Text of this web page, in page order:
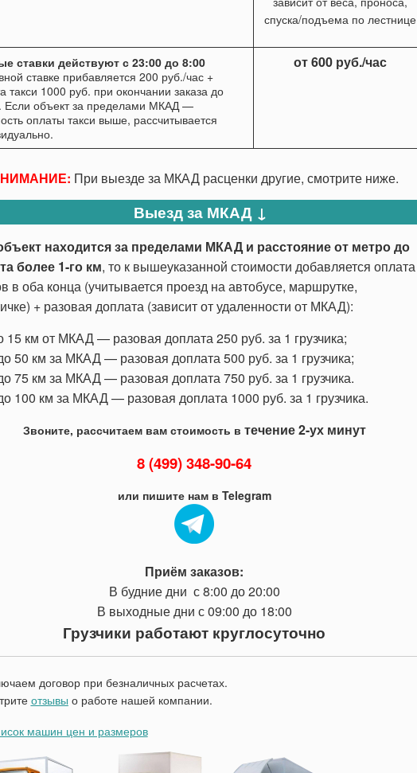
спуска/подъема по лестнице
ставки действуют с 23:00 до 8:00
ставке прибавляется 200 руб./час +
такси 1000 руб. при окончании заказа до
Если объект за пределами МКАД —
оплаты такси выше, рассчитывается
от 600 руб./час
При выезде за МКАД расценки другие, смотрите ниже.
Выезд за МКАД ↓
находится за пределами МКАД и расстояние от метро до
более 1-го км, то к вышеуказанной стоимости добавляется оплата
в оба конца (учитывается проезд на автобусе, маршрутке,
+ разовая доплата (зависит от удаленности от МКАД):
15 км от МКАД — разовая доплата 250 руб. за 1 грузчика;
50 км за МКАД — разовая доплата 500 руб. за 1 грузчика;
75 км за МКАД — разовая доплата 750 руб. за 1 грузчика.
100 км за МКАД — разовая доплата 1000 руб. за 1 грузчика.
Звоните, рассчитаем вам стоимость в течение 2-ух минут
8 (499) 348-90-64
или пишите нам в Telegram
Приём заказов:
В будние дни с 8:00 до 20:00
В выходные дни с 09:00 до 18:00
Грузчики работают круглосуточно
договор при безналичных расчетах.
отзывы о работе нашей компании.
машин цен и размеров